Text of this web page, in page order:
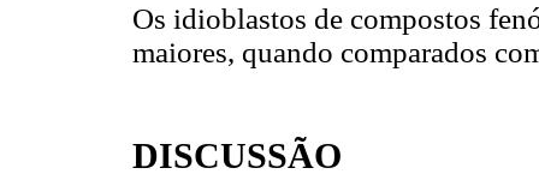
Os idioblastos de compostos
maiores, quando comparados
DISCUSSÃO